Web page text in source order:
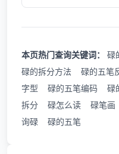
本页热门查询关键词： 碌
碌的拆分方法
碌的五笔
字型
碌的五笔编码 碌
拆分
碌怎么读 碌笔画
询碌
碌的五笔